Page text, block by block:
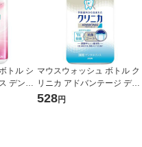
トル シ
デンタ
マウスウォッシュ ボトル ク
リニカ アドバンテージ デン
タルリンス 低刺激タイプ ノ
528円